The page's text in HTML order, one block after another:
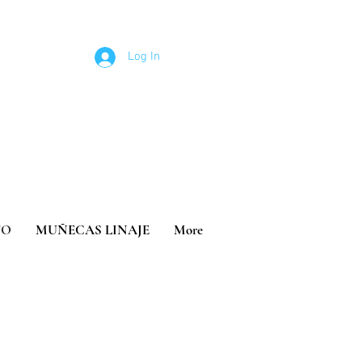
Log In
MUÑECAS LINAJE More